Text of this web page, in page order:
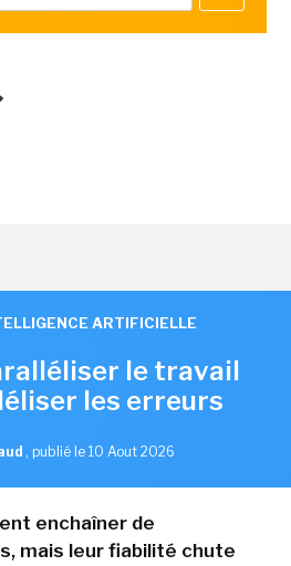
ARTIFICIELLE
le travail
les erreurs
, publié le 10 Aout 2026
enchaîner de
mais leur fiabilité chute